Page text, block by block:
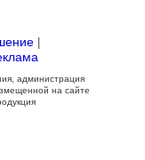
|
администрация
на сайте